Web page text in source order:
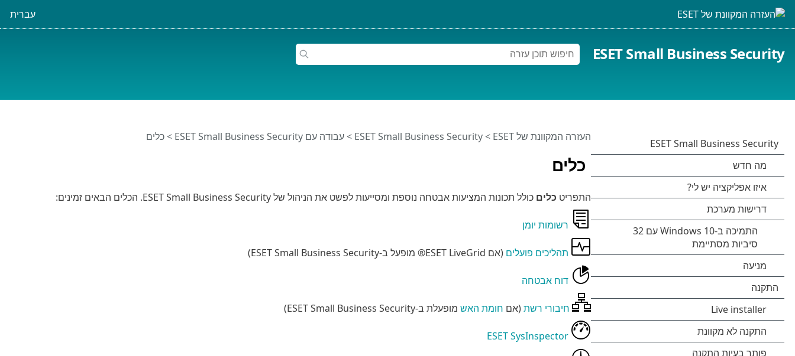
עברית
ESET Small Business Security
כלים
העזרה המקוונת של ESET >
ESET Small Business Security
>עבודה עם ESET Small Business Security > כלים
התפריט כלים כולל תכונות המציעות אבטחה נוספת ומסייעות לפשט את הניהול של ESET Small Business Security. הכלים הבאים זמינים:
רשומות יומן
תהליכים פועלים (אם ESET LiveGrid® מופעל ב-ESET Small Business Security)
דוח אבטחה
חיבורי רשת(אם חומת האשמופעלת ב-ESET Small Business Security)
ESET SysInspector